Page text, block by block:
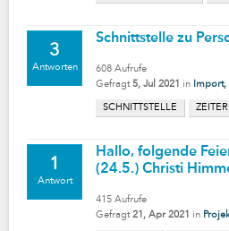
3
Antworten
Schnittstelle zu
608 Aufrufe
Gefragt 5, Jul 2021 in
SCHNITTSTELLE
1
Antwort
Hallo, folgende
(24.5.) Christi
415 Aufrufe
Gefragt 21, Apr 2021 in